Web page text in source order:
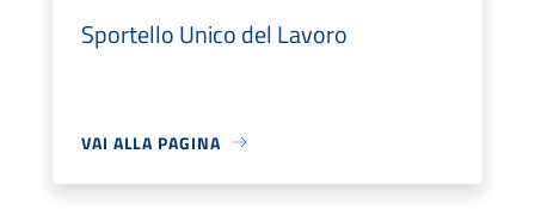
Sportello Unico del Lavoro
VAI ALLA PAGINA